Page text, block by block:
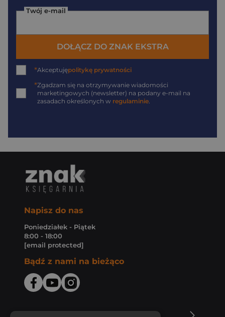
Twój e-mail
DOŁĄCZ DO ZNAK EKSTRA
*Akceptujępolitykę prywatności
*Zgadzam się na otrzymywanie wiadomości
marketingowych (newsletter) na podany e-mail na
zasadach określonych w regulaminie.
Napisz do nas
Poniedziałek - Piątek
8:00 - 18:00
[email protected]
Bądź z nami na bieżąco